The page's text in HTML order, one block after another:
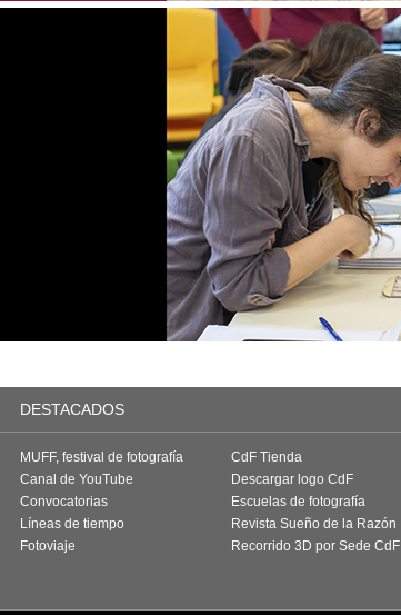
DESTACADOS
MUFF, festival de fotografía
Canal de YouTube
Convocatorias
Líneas de tiempo
Fotoviaje
CdF Tienda
Descargar logo CdF
Escuelas de fotografía
Revista Sueño de la Razón
Recorrido 3D por Sede CdF